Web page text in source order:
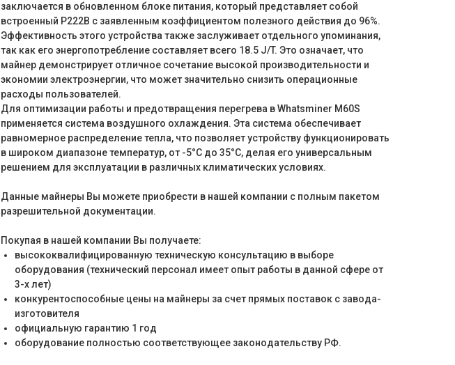
заключается в обновленном блоке питания, который представляет собой
встроенный P222B с заявленным коэффициентом полезного действия до 96%.
Эффективность этого устройства также заслуживает отдельного упоминания,
так как его энергопотребление составляет всего 18.5 J/T. Это означает, что
майнер демонстрирует отличное сочетание высокой производительности и
экономии электроэнергии, что может значительно снизить операционные
расходы пользователей.
Для оптимизации работы и предотвращения перегрева в Whatsminer M60S
применяется система воздушного охлаждения. Эта система обеспечивает
равномерное распределение тепла, что позволяет устройству функционировать
в широком диапазоне температур, от -5°C до 35°C, делая его универсальным
решением для эксплуатации в различных климатических условиях.
Данные майнеры Вы можете приобрести в нашей компании с полным пакетом
разрешительной документации.
Покупая в нашей компании Вы получаете:
высококвалифицированную техническую консультацию в выборе
оборудования (технический персонал имеет опыт работы в данной сфере от
3-х лет)
конкурентоспособные цены на майнеры за счет прямых поставок с завода-
изготовителя
официальную гарантию 1 год
оборудование полностью соответствующее законодательству РФ.